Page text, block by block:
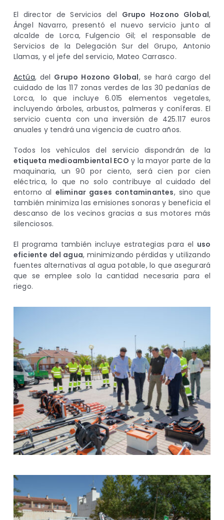
El director de Servicios del Grupo Hozono Global,
Ángel Navarro, presentó el nuevo servicio junto al
alcalde de Lorca, Fulgencio Gil; el responsable de
Servicios de la Delegación Sur del Grupo, Antonio
Llamas, y el jefe del servicio, Mateo Carrasco.
Actúa, del Grupo Hozono Global, se hará cargo del
cuidado de las 117 zonas verdes de las 30 pedanías de
Lorca, lo que incluye 6.015 elementos vegetales,
incluyendo árboles, arbustos, palmeras y coníferas. El
servicio cuenta con una inversión de 425.117 euros
anuales y tendrá una vigencia de cuatro años.
Todos los vehículos del servicio dispondrán de la
etiqueta medioambiental ECO y la mayor parte de la
maquinaria, un 90 por ciento, será cien por cien
eléctrica, lo que no solo contribuye al cuidado del
entorno al eliminar gases contaminantes, sino que
también minimiza las emisiones sonoras y beneficia el
descanso de los vecinos gracias a sus motores más
silenciosos.
El programa también incluye estrategias para el uso
eficiente del agua, minimizando pérdidas y utilizando
fuentes alternativas al agua potable, lo que asegurará
que se emplee solo la cantidad necesaria para el
riego.